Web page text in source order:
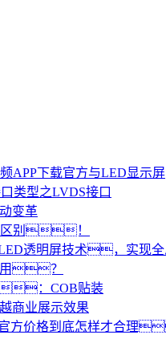
APP下载官方与LED显示屏
类型之LVDS接口
变革
区别！
LED透明屏技术，实现
用？
：COB贴装
商业展示效果
官方价格到底怎样才合理